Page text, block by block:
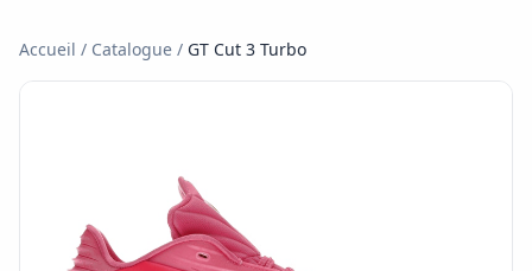
Accueil / Catalogue / GT Cut 3 Turbo